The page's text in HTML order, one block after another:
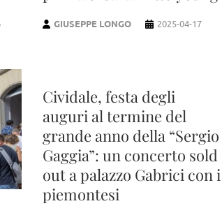
GIUSEPPE LONGO 2025-04-17
Cividale, festa degli
auguri al termine del
grande anno della “Sergio
Gaggia”: un concerto sold
out a palazzo Gabrici con i
piemontesi